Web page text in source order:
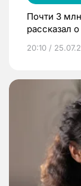
Почти 3
рассказал
20:10 /